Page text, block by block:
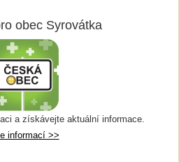
obec Syrovátka
a získávejte aktuální informace.
informací >>